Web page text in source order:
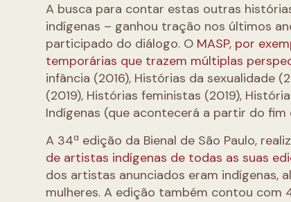
A busca para contar estas outras
indígenas – ganhou tração nos últimos
participado do diálogo. O MASP, por
temporárias que trazem múltiplas
infância (2016), Histórias da sexualidade
(2019), Histórias feministas (2019),
Indígenas (que acontecerá a partir do fim
A 34ª edição da Bienal de São Paulo,
de artistas indígenas de todas as suas
dos artistas anunciados eram indígenas,
mulheres. A edição também contou